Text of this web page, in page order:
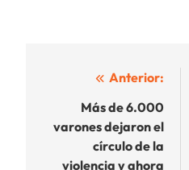
Navegación
entradas
Anterior:
Más de 6.000
varones dejaron el
círculo de la
violencia y ahora